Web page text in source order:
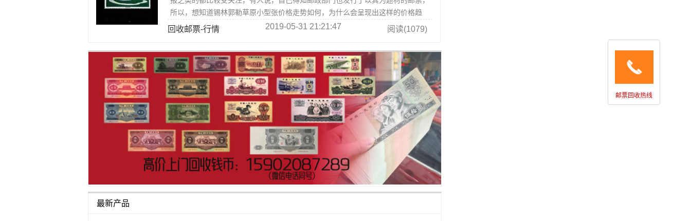
所以，想知道锡林郭勒草原小型张价格走势如何，为什么会呈现出这样的价格趋
势，下面一起来看。
回收邮票-行情 2019-05-31 21:21:47 阅读(1079)
最新产品
邮票回收热线